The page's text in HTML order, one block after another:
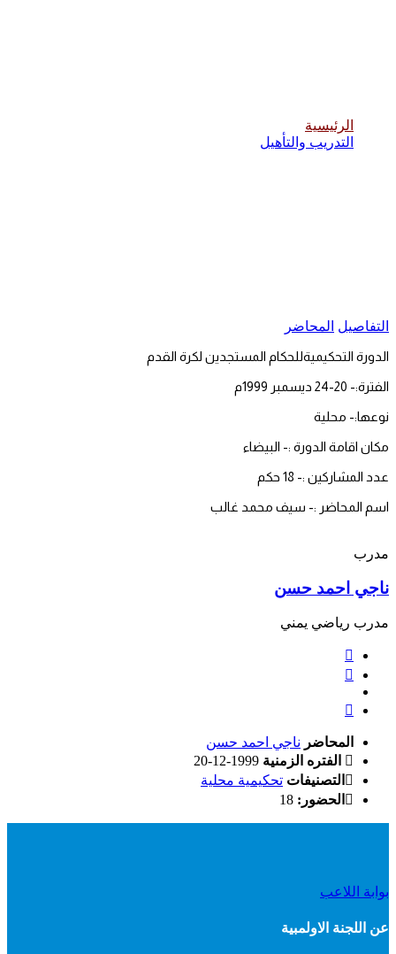
الرئيسية
التدريب والتأهيل
التفاصيل المحاضر
الدورة التحكيميةللحكام المستجدين لكرة القدم
الفترة:- 20-24 ديسمبر 1999م
نوعها:- محلية
مكان اقامة الدورة :- البيضاء
عدد المشاركين :- 18 حكم
اسم المحاضر :- سيف محمد غالب
مدرب
ناجي احمد حسن
مدرب رياضي يمني
المحاضر ناجي احمد حسن
الفتره الزمنية 1999-12-20
التصنيفات تحكيمية محلية
الحضور: 18
بوابة اللاعب
عن اللجنة الاولمبية